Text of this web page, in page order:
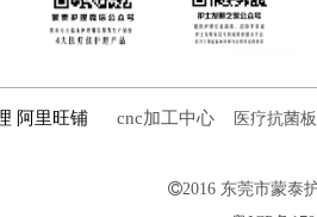
阿里旺铺 cnc加工中心 医疗抗菌板
2016 东莞市蒙泰